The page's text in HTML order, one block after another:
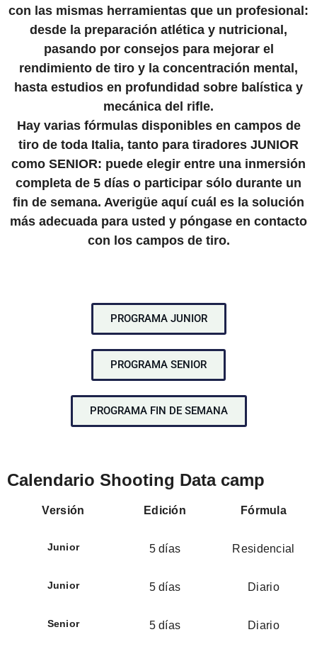
con las mismas herramientas que un profesional:
desde la preparación atlética y nutricional,
pasando por consejos para mejorar el
rendimiento de tiro y la concentración mental,
hasta estudios en profundidad sobre balística y
mecánica del rifle.
Hay varias fórmulas disponibles en campos de
tiro de toda Italia, tanto para tiradores JUNIOR
como SENIOR: puede elegir entre una inmersión
completa de 5 días o participar sólo durante un
fin de semana. Averigüe aquí cuál es la solución
más adecuada para usted y póngase en contacto
con los campos de tiro.
PROGRAMA JUNIOR
PROGRAMA SENIOR
PROGRAMA FIN DE SEMANA
Calendario Shooting Data camp
Versión Edición Fórmula
Junior 5 días Residencial
Junior 5 días Diario
Senior 5 días Diario